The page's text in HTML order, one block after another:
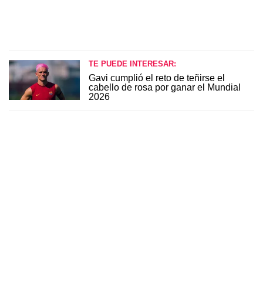
TE PUEDE INTERESAR:
Gavi cumplió el reto de teñirse el
cabello de rosa por ganar el Mundial
2026